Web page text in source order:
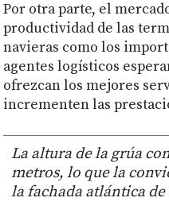
Por otra parte, el
productividad de las
navieras como los
agentes logísticos
ofrezcan los mejores
incrementen las
La altura de la grúa
metros, lo que la
la fachada atlántica de